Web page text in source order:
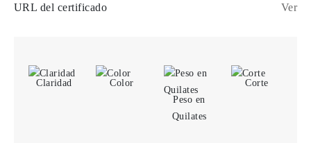
URL del certificado Ver
Claridad
Color
Peso en
Quilates
Corte